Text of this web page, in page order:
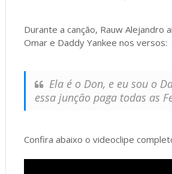
Durante a canção, Rauw Alejandro
Omar e Daddy Yankee nos versos:
Ela é o Don, e eu sou o
essa junção paga todas as
Confira abaixo o videoclipe